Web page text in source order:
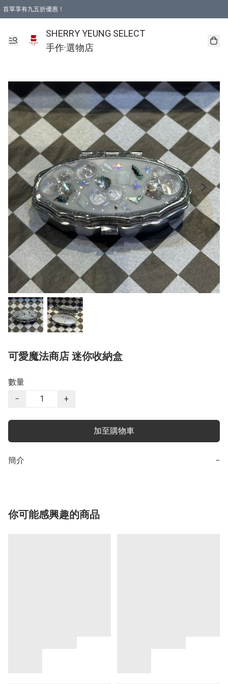
首單享有九五折優惠！
SHERRY YEUNG SELECT
手作·選物店
可愛魔法商店 迷你收納盒
數量
−
+
加至購物車
簡介 −
你可能感興趣的商品